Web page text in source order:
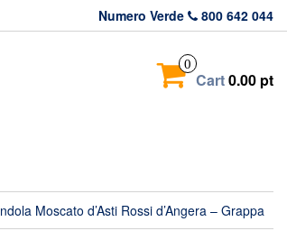
Numero Verde 800 642 044
0
Cart0.00 pt
Moscato d’Asti Rossi d’Angera – Grappa